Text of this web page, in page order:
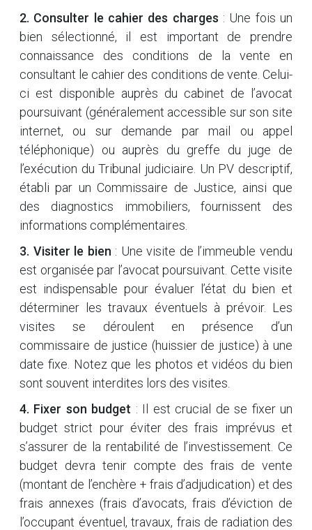
2. Consulter le cahier des charges : Une fois un
bien sélectionné, il est important de prendre
connaissance des conditions de la vente en
consultant le cahier des conditions de vente. Celui-
ci est disponible auprès du cabinet de l’avocat
poursuivant (généralement accessible sur son site
internet, ou sur demande par mail ou appel
téléphonique) ou auprès du greffe du juge de
l’exécution du Tribunal judiciaire. Un PV descriptif,
établi par un Commissaire de Justice, ainsi que
des diagnostics immobiliers, fournissent des
informations complémentaires.
3. Visiter le bien : Une visite de l’immeuble vendu
est organisée par l’avocat poursuivant. Cette visite
est indispensable pour évaluer l’état du bien et
déterminer les travaux éventuels à prévoir. Les
visites se déroulent en présence d’un
commissaire de justice (huissier de justice) à une
date fixe. Notez que les photos et vidéos du bien
sont souvent interdites lors des visites.
4. Fixer son budget : Il est crucial de se fixer un
budget strict pour éviter des frais imprévus et
s’assurer de la rentabilité de l’investissement. Ce
budget devra tenir compte des frais de vente
(montant de l’enchère + frais d’adjudication) et des
frais annexes (frais d’avocats, frais d’éviction de
l’occupant éventuel, travaux, frais de radiation des